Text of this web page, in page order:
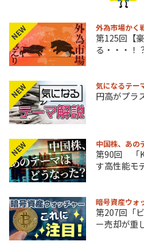
NEW 外為市場かく
第125回【
る・・・！
NEW 気になるテー
円高がプラ
NEW 中国株、あの
第90回 「
す高性能モ
暗号資産ウォ
第207回「
ー売却が重